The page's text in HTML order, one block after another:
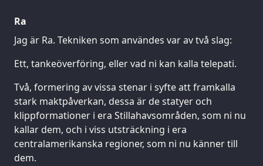
Ra
Jag är Ra. Tekniken som användes var av två slag:
Ett, tankeöverföring, eller vad ni kan kalla telepati.
Två, formering av vissa stenar i syfte att framkalla
stark maktpåverkan, dessa är de statyer och
klippformationer i era Stillahavsområden, som ni nu
kallar dem, och i viss utsträckning i era
centralamerikanska regioner, som ni nu känner till
dem.